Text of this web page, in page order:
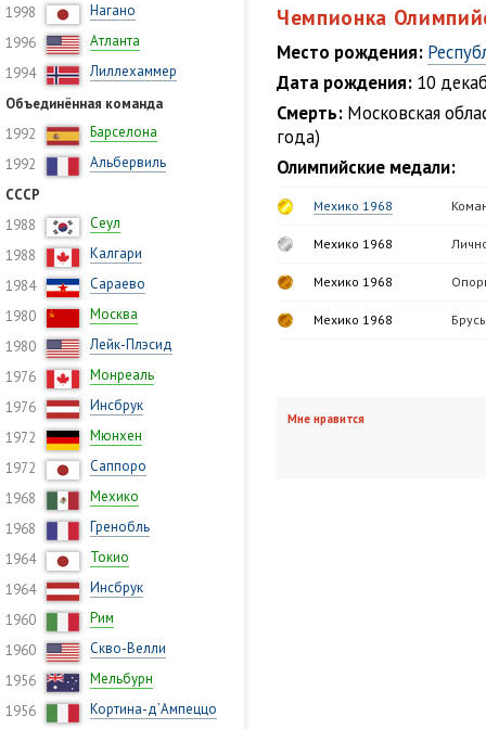
1998
Нагано
1996
Атланта
1994
Лиллехаммер
Объединённая команда
1992
Барселона
1992
Альбервиль
СССР
1988
Сеул
1988
Калгари
1984
Сараево
1980
Москва
1980
Лейк-Плэсид
1976
Монреаль
1976
Инсбрук
1972
Мюнхен
1972
Саппоро
1968
Мехико
1968
Гренобль
1964
Токио
1964
Инсбрук
1960
Рим
1960
Скво-Велли
1956
Мельбурн
1956
Кортина-д’Ампеццо
Чемпионка
Место рождения:
Дата рождения: 10
Смерть: Московская
года)
Олимпийские медали:
Мехико 1968
Мехико 1968
Мехико 1968
Мехико 1968
Мне нравится